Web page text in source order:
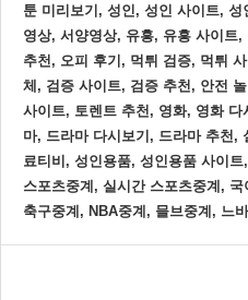
툰 미리보기, 성인, 성인 사이트,
영상, 서양영상, 유흥, 유흥 사이트
추천, 오피 후기, 먹튀 검증, 먹튀
체, 검증 사이트, 검증 추천, 안전
사이트, 토렌트 추천, 영화, 영화
마, 드라마 다시보기, 드라마 추천,
료티비, 성인용품, 성인용품 사이
스포츠중계, 실시간 스포츠중계,
축구중계, NBA중계, 믈브중계, 느